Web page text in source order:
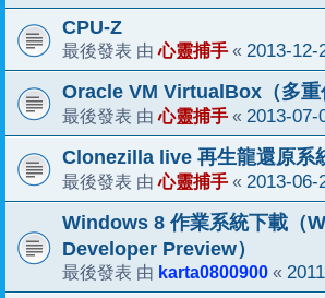
CPU-Z
最後發表 由心靈捕手 « 2013-12-
Oracle VM VirtualBox（多重
最後發表 由心靈捕手 « 2013-07-
Clonezilla live 再生龍還原系
最後發表 由心靈捕手 « 2013-06-
Windows 8 作業系統下載（
Developer Preview）
最後發表 由 karta0800900 «